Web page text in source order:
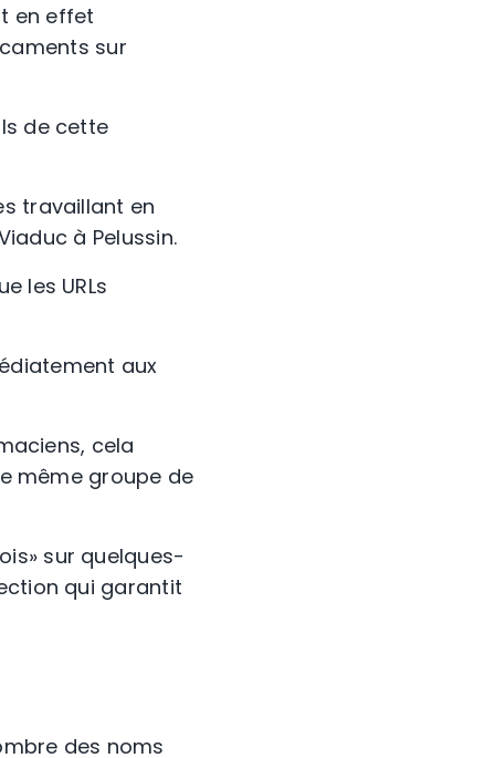
en effet
sur
de cette
travaillant en
à Pelussin.
les URLs
aux
cela
même groupe de
sur quelques-
qui garantit
des noms